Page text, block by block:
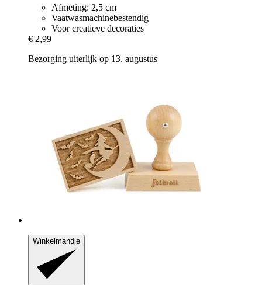
Afmeting: 2,5 cm
Vaatwasmachinebestendig
Voor creatieve decoraties
€ 2,99
Bezorging uiterlijk op 13. augustus
Winkelmandje